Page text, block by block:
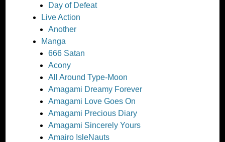
Day of Defeat
Live Action
Another
Manga
666 Satan
Acony
All Around Type-Moon
Amagami Dreamy Forever
Amagami Love Goes On
Amagami Precious Diary
Amagami Sincerely Yours
Amairo IsleNauts